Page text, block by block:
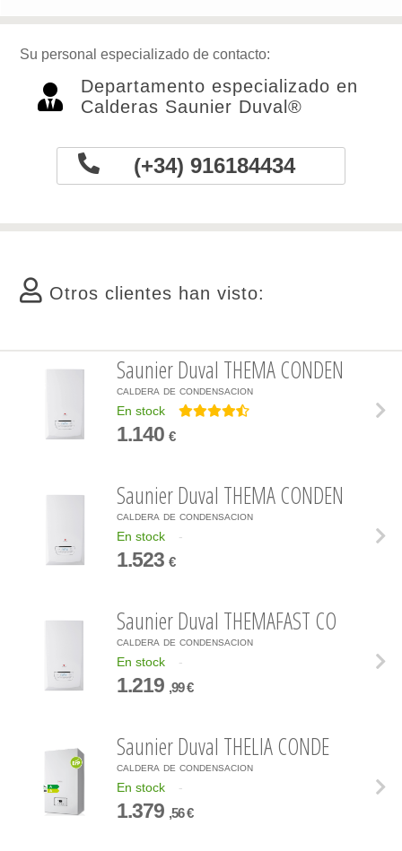
Su personal especializado de contacto:
Departamento especializado en
Calderas Saunier Duval®
(+34) 916184434
Otros clientes han visto:
Saunier Duval THEMA CONDEN
caldera de condensacion
En stock
1.140€
Saunier Duval THEMA CONDEN
caldera de condensacion
En stock
-
1.523€
Saunier Duval THEMAFAST CO
caldera de condensacion
En stock
-
1.219 ,99 €
Saunier Duval THELIA CONDE
caldera de condensacion
En stock
-
1.379 ,56 €